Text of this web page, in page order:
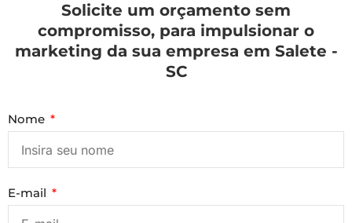
Solicite um orçamento sem
compromisso, para impulsionar o
marketing da sua empresa em Salete -
SC
Nome
E-mail